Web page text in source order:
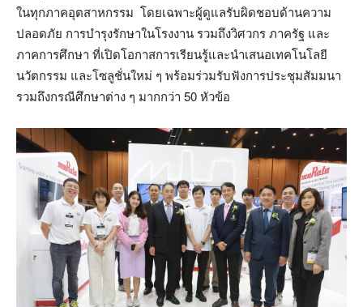
ในทุกภาคอุตสาหกรรม โดยเฉพาะผู้ดูแลรับผิดชอบด้านความ
ปลอดภัย การบำรุงรักษาในโรงงาน รวมถึงวิศวกร ภาครัฐ และ
ภาคการศึกษา ที่เปิดโอกาสการเรียนรู้และนำเสนอเทคโนโลยี
นวัตกรรม และโซลูชั่นใหม่ ๆ พร้อมร่วมรับฟังการประชุมสัมมนา
รวมถึงกรณีศึกษาต่าง ๆ มากกว่า 50 หัวข้อ